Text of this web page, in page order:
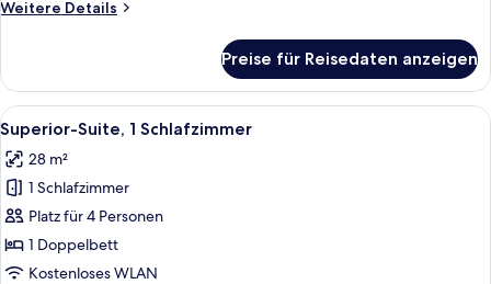
Weitere Details
Weitere
2 Einzelbetten
Preise für Reisedaten anzeigen
Alle
Fotos
für
Superior-
Suite,
1
Schlafzimmer
Ein Hotelzimmer mit Bett,
16
Superior-Suite, 1 Schlafzimmer
28 m²
1 Schlafzimmer
Platz für 4 Personen
1 Doppelbett
Kostenloses WLAN